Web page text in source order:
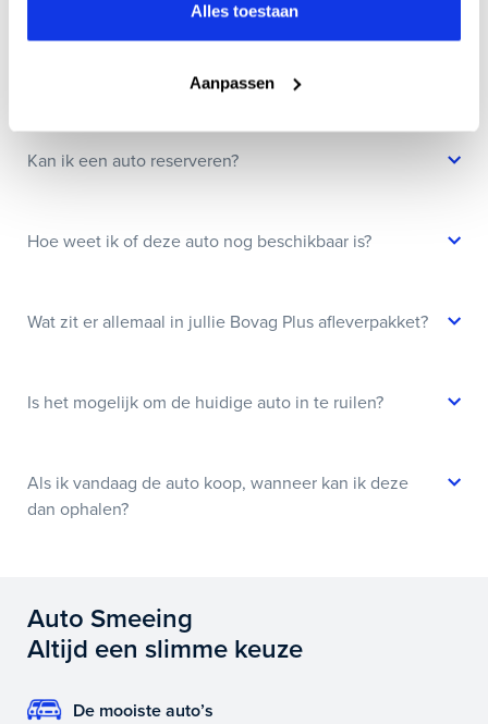
Alles toestaan
Aanpassen
Veelgestelde vragen
Wanneer kan ik een proefrit maken?
Kan ik een auto reserveren?
Hoe weet ik of deze auto nog beschikbaar is?
Wat zit er allemaal in jullie Bovag Plus afleverpakket?
Is het mogelijk om de huidige auto in te ruilen?
Als ik vandaag de auto koop, wanneer kan ik deze
dan ophalen?
Auto Smeeing
Altijd een slimme keuze
De mooiste auto’s